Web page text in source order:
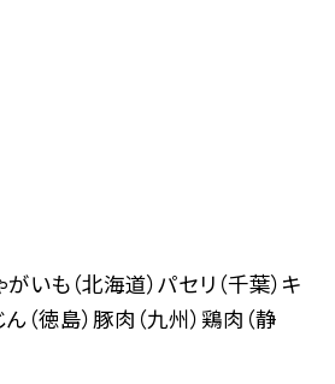
いも（北海道）パセリ（千葉）キ
（徳島）豚肉（九州）鶏肉（静